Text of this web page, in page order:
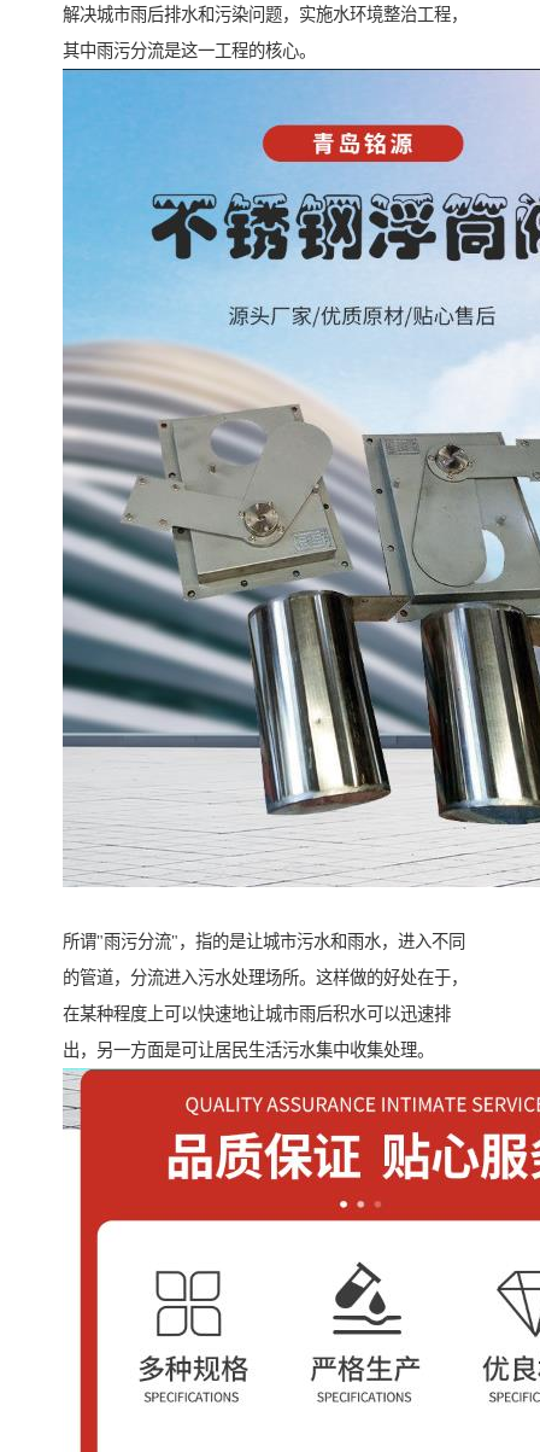
解决城市雨后排水和污染问题，实施水环境整治工程，
其中雨污分流是这一工程的核心。
所谓"雨污分流"，指的是让城市污水和雨水，进入不同
的管道，分流进入污水处理场所。这样做的好处在于，
在某种程度上可以快速地让城市雨后积水可以迅速排
出，另一方面是可让居民生活污水集中收集处理。